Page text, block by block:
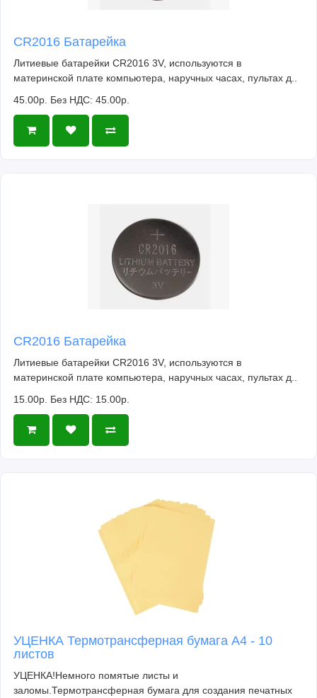
CR2016 Батарейка
Литиевые батарейки CR2016 3V, используются в
материнской плате компьютера, наручных часах, пультах д..
45.00р. Без НДС: 45.00р.
CR2016 Батарейка
Литиевые батарейки CR2016 3V, используются в
материнской плате компьютера, наручных часах, пультах д..
15.00р. Без НДС: 15.00р.
УЦЕНКА Термотрансферная бумага А4 - 10
листов
УЦЕНКА!Немного помятые листы и
заломы.Термотрансферная бумага для создания печатных